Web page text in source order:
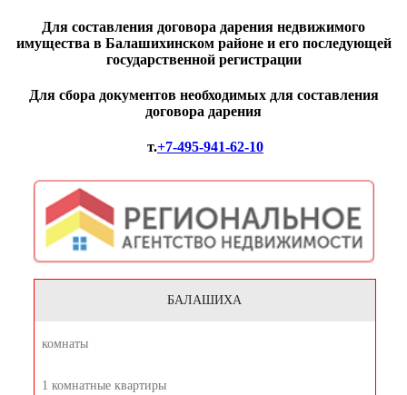
Для составления договора дарения недвижимого
имущества в Балашихинском районе и его последующей
государственной регистрации
Для сбора документов необходимых для составления
договора дарения
т.+7-495-941-62-10
БАЛАШИХА
комнаты
1 комнатные квартиры